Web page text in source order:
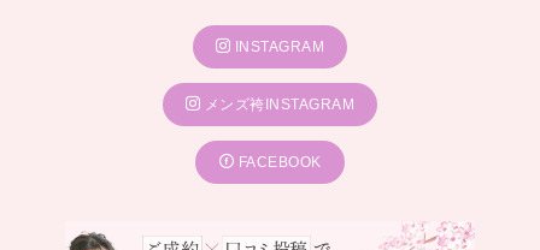
INSTAGRAM
メンズ袴INSTAGRAM
FACEBOOK